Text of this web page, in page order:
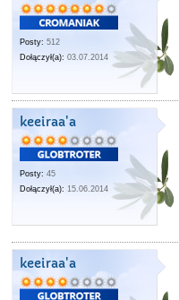
Posty: 512
Dołączył(a): 03.07.2014
keeiraa'a
Posty: 45
Dołączył(a): 15.06.2014
keeiraa'a